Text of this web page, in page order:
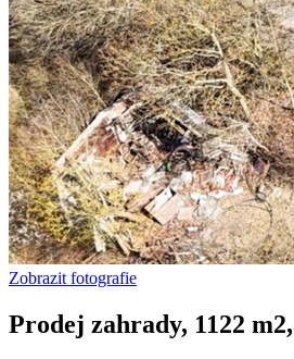
Zobrazit fotografie
Prodej zahrady, 1122